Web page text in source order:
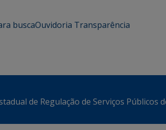
buscaOuvidoria Transparência
de Regulação de Serviços Públicos